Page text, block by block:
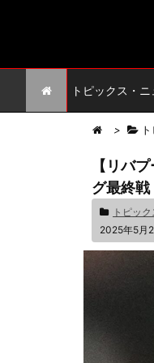
トピックス・ニ
>
【リバ
グ最終戦
トピッ
2025年5月